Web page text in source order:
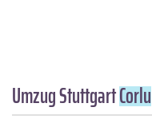
Umzug StuttgartCorlu